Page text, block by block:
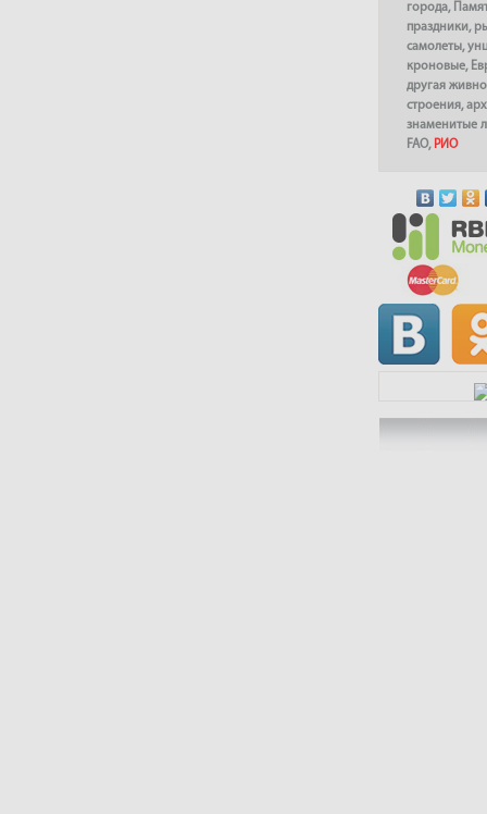
города,
праздники,
самолеты,
кроновые,
другая
строения,
знаменитые
FAO, РИО